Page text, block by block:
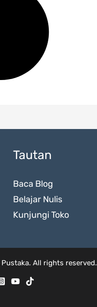
Tautan
Baca Blog
Belajar Nulis
Kunjungi Toko
All rights reserved.